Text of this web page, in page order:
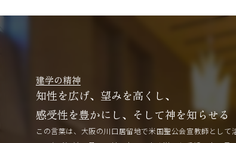
建学の精神
知性を広げ、望みを高くし、
感受性を豊かにし、そして神を知らせる
この言葉は、大阪の川口居留地で米国聖公会宣教師として